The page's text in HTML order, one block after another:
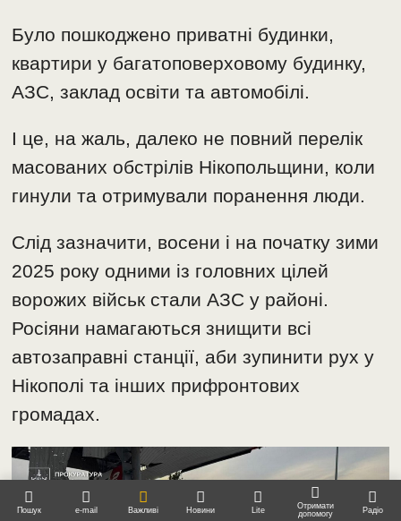
Було пошкоджено приватні будинки,
квартири у багатоповерховому будинку,
АЗС, заклад освіти та автомобілі.
І це, на жаль, далеко не повний перелік
масованих обстрілів Нікопольщини, коли
гинули та отримували поранення люди.
Слід зазначити, восени і на початку зими
2025 року одними із головних цілей
ворожих військ стали АЗС у районі.
Росіяни намагаються знищити всі
автозаправні станції, аби зупинити рух у
Нікополі та інших прифронтових
громадах.
Пошук e-mail Важливі Новини Lite
Отримати
допомогу
Радіо